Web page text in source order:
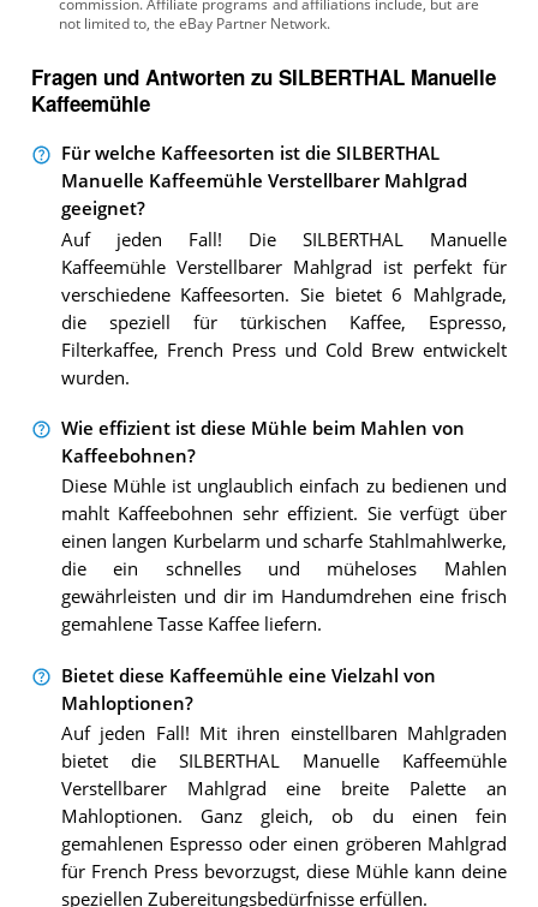
Fragen und Antworten zu SILBERTHAL Manuelle
Kaffeemühle
Für welche Kaffeesorten ist die SILBERTHAL
Manuelle Kaffeemühle Verstellbarer Mahlgrad
geeignet?
Auf jeden Fall! Die SILBERTHAL Manuelle
Kaffeemühle Verstellbarer Mahlgrad ist perfekt für
verschiedene Kaffeesorten. Sie bietet 6 Mahlgrade,
die speziell für türkischen Kaffee, Espresso,
Filterkaffee, French Press und Cold Brew entwickelt
wurden.
Wie effizient ist diese Mühle beim Mahlen von
Kaffeebohnen?
Diese Mühle ist unglaublich einfach zu bedienen und
mahlt Kaffeebohnen sehr effizient. Sie verfügt über
einen langen Kurbelarm und scharfe Stahlmahlwerke,
die ein schnelles und müheloses Mahlen
gewährleisten und dir im Handumdrehen eine frisch
gemahlene Tasse Kaffee liefern.
Bietet diese Kaffeemühle eine Vielzahl von
Mahloptionen?
Auf jeden Fall! Mit ihren einstellbaren Mahlgraden
bietet die SILBERTHAL Manuelle Kaffeemühle
Verstellbarer Mahlgrad eine breite Palette an
Mahloptionen. Ganz gleich, ob du einen fein
gemahlenen Espresso oder einen gröberen Mahlgrad
für French Press bevorzugst, diese Mühle kann deine
speziellen Zubereitungsbedürfnisse erfüllen.